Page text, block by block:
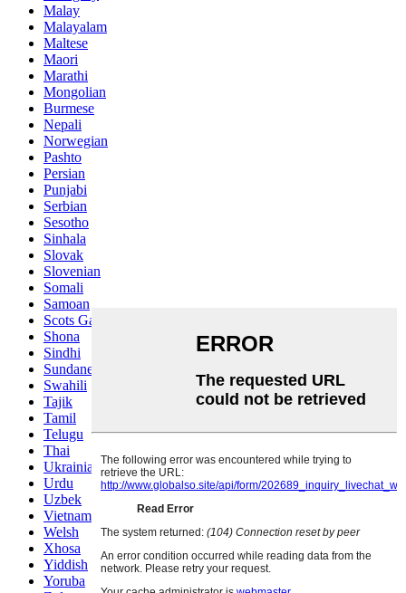
Malay
Malayalam
Maltese
Maori
Marathi
Mongolian
Burmese
Nepali
Norwegian
Pashto
Persian
Punjabi
Serbian
Sesotho
Sinhala
Slovak
Slovenian
Somali
Samoan
Scots Gaelic
Shona
Sindhi
Sundanese
Swahili
Tajik
Tamil
Telugu
Thai
Ukrainian
Urdu
Uzbek
Vietnamese
Welsh
Xhosa
Yiddish
Yoruba